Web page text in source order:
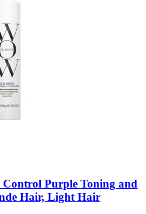
Control Purple Toning and
Hair, Light Hair